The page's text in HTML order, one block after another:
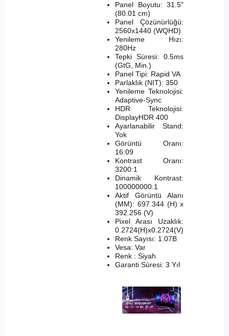
Panel Boyutu: 31.5"
(80.01 cm)
Panel Çözünürlüğü:
2560x1440 (WQHD)
Yenileme Hızı:
280Hz
Tepki Süresi: 0.5ms
(GtG, Min.)
Panel Tipi: Rapid VA
Parlaklık (NIT): 350
Yenileme Teknolojisi:
Adaptive-Sync
HDR Teknolojisi:
DisplayHDR 400
Ayarlanabilir Stand:
Yok
Görüntü Oranı:
16:09
Kontrast Oranı:
3200:1
Dinamik Kontrast:
100000000:1
Aktif Görüntü Alanı
(MM): 697.344 (H) x
392.256 (V)
Pixel Arası Uzaklık:
0.2724(H)x0.2724(V)
Renk Sayısı: 1.07B
Vesa: Var
Renk : Siyah
Garanti Süresi: 3 Yıl